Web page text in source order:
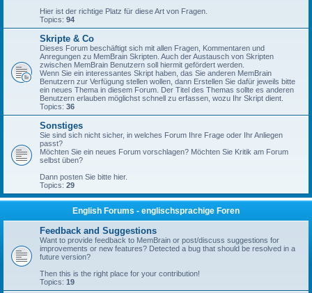
Hier ist der richtige Platz für diese Art von Fragen.
Topics: 94
Skripte & Co
Dieses Forum beschäftigt sich mit allen Fragen, Kommentaren und
Anregungen zu MemBrain Skripten. Auch der Austausch von Skripten
zwischen MemBrain Benutzern soll hiermit gefördert werden.
Wenn Sie ein interessantes Skript haben, das Sie anderen MemBrain
Benutzern zur Verfügung stellen wollen, dann Erstellen Sie dafür jeweils bitte
ein neues Thema in diesem Forum. Der Titel des Themas sollte es anderen
Benutzern erlauben möglichst schnell zu erfassen, wozu Ihr Skript dient.
Topics: 36
Sonstiges
Sie sind sich nicht sicher, in welches Forum Ihre Frage oder Ihr Anliegen
passt?
Möchten Sie ein neues Forum vorschlagen? Möchten Sie Kritik am Forum
selbst üben?
Dann posten Sie bitte hier.
Topics: 29
English Forums - englischsprachige Foren
Feedback and Suggestions
Want to provide feedback to MemBrain or post/discuss suggestions for
improvements or new features? Detected a bug that should be resolved in a
future version?
Then this is the right place for your contribution!
Topics: 19